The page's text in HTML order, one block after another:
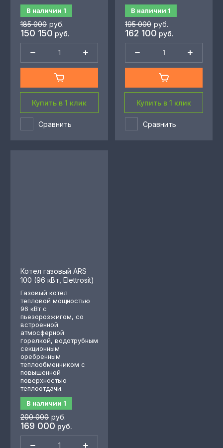
В наличии 1
185 000 руб.
150 150 руб.
Купить в 1 клик
Сравнить
В наличии 1
195 000 руб.
162 100 руб.
Купить в 1 клик
Сравнить
Котел газовый ARS
100 (96 кВт, Elettrosit)
Газовый котел
тепловой мощностью
96 кВт с
пьезорозжигом, со
встроенной
атмосферной
горелкой, водотрубным
секционным
оребренным
теплообменником с
повышенной
поверхностью
теплоотдачи.
В наличии 1
200 000 руб.
169 000 руб.